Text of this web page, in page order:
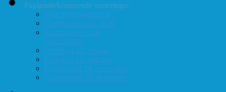
Pågående/kommende turneringer
Vårt turneringstilbud
Høstturneringen 2026
Klubbmesterskap
Hurtigsjakk
FolloLyn 27. august
FolloLyn 22. oktober
FolloHurtig 24. september
FolloHurtig 10. desember